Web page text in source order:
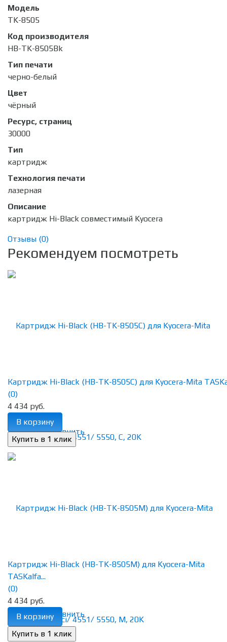
Модель
TK-8505
Код производителя
HB-TK-8505Bk
Тип печати
черно-белый
Цвет
чёрный
Ресурс, страниц
30000
Тип
картридж
Технология печати
лазерная
Описание
картридж Hi-Black совместимый Kyocera
Отзывы (0)
Рекомендуем посмотреть
избранное сравнить
Картридж Hi-Black (HB-TK-8505C) для Kyocera-Mita
(0)
4 434 руб.
В корзину
избранное сравнить
Картридж Hi-Black (HB-TK-8505M) для Kyocera-Mita
TASKalfa...
(0)
4 434 руб.
В корзину